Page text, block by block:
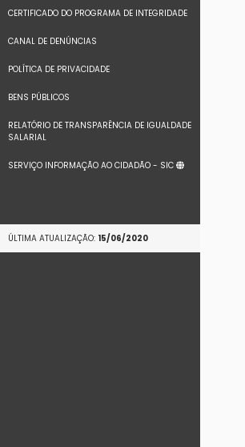
CERTIFICADO DO PROGRAMA DE INTEGRIDADE
CANAL DE DENÚNCIAS
POLÍTICA DE PRIVACIDADE
BENS PÚBLICOS
RELATÓRIO DE TRANSPARÊNCIA DE IGUALDADE
SALARIAL
SERVIÇO INFORMAÇÃO AO CIDADÃO - SIC
ÚLTIMA ATUALIZAÇÃO: 15/06/2020